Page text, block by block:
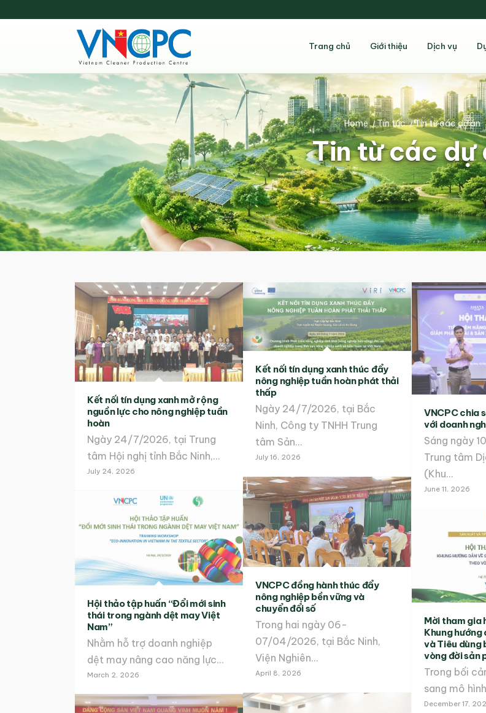
Trang chủ Giới thiệu Dịch vụ
Tin từ các dự
Home /Tin tức /Tin từ các dự án
Kết nối tín dụng xanh mở rộng
nguồn lực cho nông nghiệp tuần
hoàn
Ngày 24/7/2026, tại Trung
tâm Hội nghị tỉnh Bắc Ninh,…
July 24, 2026
Kết nối tín dụng xanh thúc đẩy
nông nghiệp tuần hoàn phát thải
thấp
Ngày 24/7/2026, tại Bắc
Ninh, Công ty TNHH Trung
tâm Sản…
July 16, 2026
VNCPC chia
với doanh
Sáng ngày
Trung tâm
(Khu…
June 11, 2026
VNCPC đồng hành thúc đẩy
nông nghiệp bền vững và
chuyển đổi số
Trong hai ngày 06-
07/04/2026, tại Bắc Ninh,
Viện Nghiên…
April 8, 2026
Hội thảo tập huấn “Đổi mới sinh
thái trong ngành dệt may Việt
Nam”
Nhằm hỗ trợ doanh nghiệp
dệt may nâng cao năng lực…
March 2, 2026
Mời tham gia
Khung hướng
và Tiêu dùng
vòng đời sản
Trong bối
sang mô
December 17,